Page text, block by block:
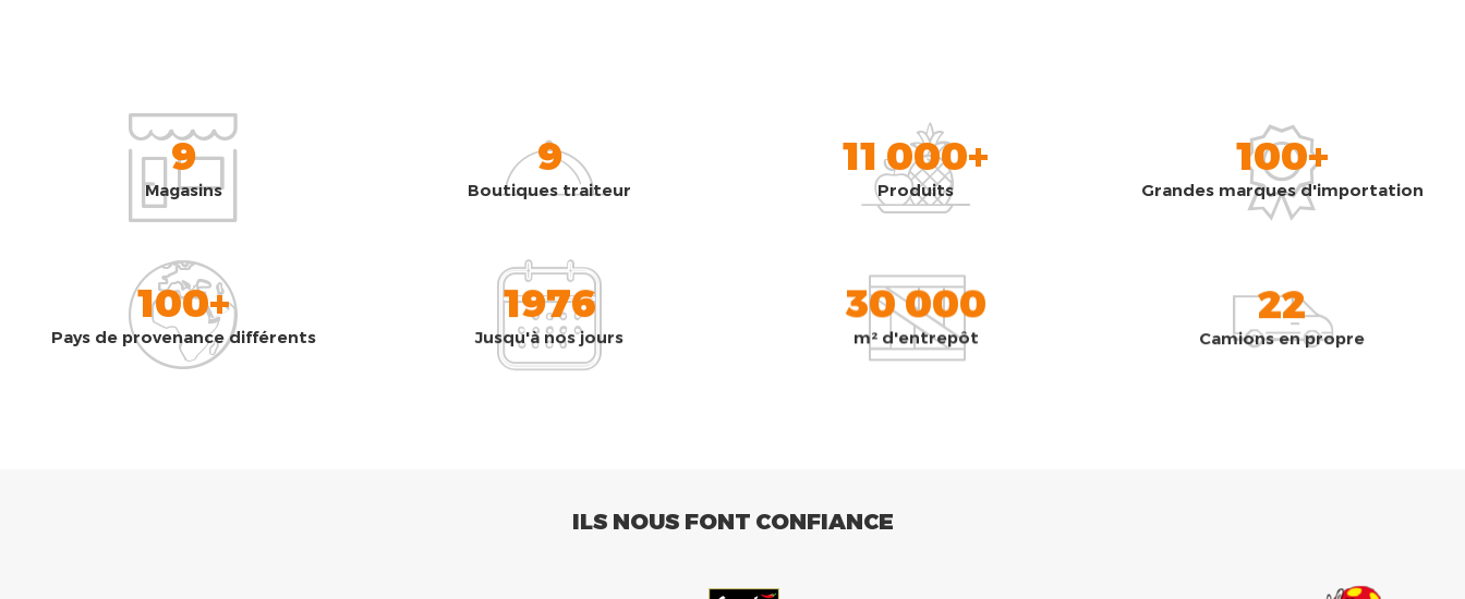
9
Magasins
9
Boutiques traiteur
11 000+
Produits
100+
Grandes marques d'importation
100+
Pays de provenance différents
1976
Jusqu'à nos jours
30 000
m² d'entrepôt
22
Camions en propre
ILS NOUS FONT CONFIANCE